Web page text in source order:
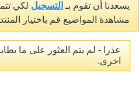
يسعدنا أن تقوم بـ التسجيل لكي
مشاهدة المواضيع قم باختيار
عذرا - لم يتم العثور على ما
اخرى.